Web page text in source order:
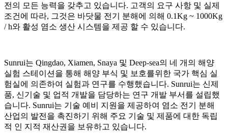
전의 모든 능력을 갖추고 있습니다. 고객의 요구 사항 및 실제
조건에 따라, 그것은 바닷물 전기 분해에 의해 0.1Kg ~ 1000Kg
/ h와 활성 염소 생산 시스템을 제공 할 수 있습니다.
Sunrui는 Qingdao, Xiamen, Snaya 및 Deep-sea의 네 개의 해양
실험 스테이션을 통해 해양 부식 및 보호를위한 국가 핵심 실
험실에 의존하여 실험과 연구를 수행했습니다. Sunrui는 신제
품, 신기술 및 업적 개발을 담당하는 연구 개발 부서를 설립했
습니다. Sunrui는 기술 예비 지원을 제공하여 염소 전기 분해
산업의 발전을 촉진하기 위해 주요 기술 및 제품에 대한 독립
적 인 지적 재산권을 보유하고 있습니다.